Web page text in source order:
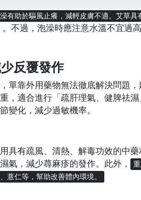
有助於驅風止癢，減輕皮膚不適。艾草
。不過，泡澡時應注意水溫不宜過
反覆發作
單靠外用藥物無法徹底解決問題
，適合進行「疏肝理氣、健脾祛
變化，減少過敏機率。
具有疏風、清熱、解毒功效的中
氣，減少蕁麻疹的發作。此外，
薏仁等，幫助改善體內環境。